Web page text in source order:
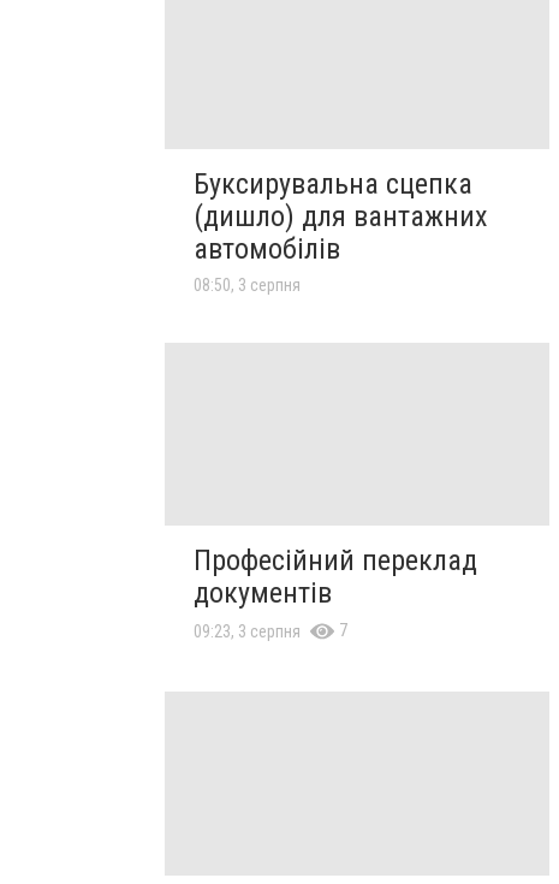
Буксирувальна сцепка
(дишло) для вантажних
автомобілів
08:50, 3 серпня
Професійний переклад
документів
09:23, 3 серпня 7